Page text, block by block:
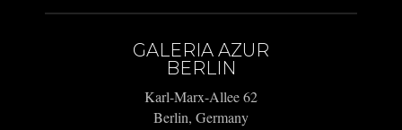
GALERIA AZUR
BERLIN
Karl-Marx-Allee 62
Berlin, Germany